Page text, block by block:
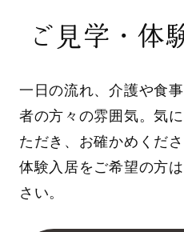
ご見学・体
一日の流れ、介護や食
者の方々の雰囲気。気
ただき、お確かめくださ
体験入居をご希望の方
さい。